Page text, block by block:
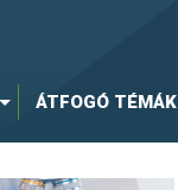
ÁTFOGÓ TÉMÁK